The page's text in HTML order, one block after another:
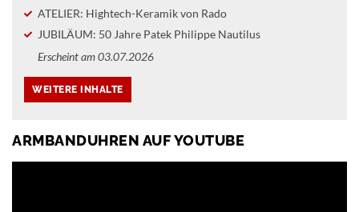
ATELIER: Hightech-Keramik von Rado
JUBILÄUM: 50 Jahre Patek Philippe Nautilus
Erscheint am 03.07.2026
ARMBANDUHREN AUF YOUTUBE